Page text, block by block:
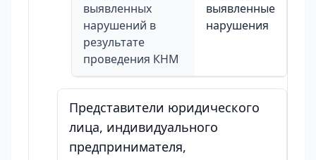
выявленных
нарушений в
результате
проведения КНМ
выявленные
нарушения
Представители юридического
лица, индивидуального
предпринимателя,